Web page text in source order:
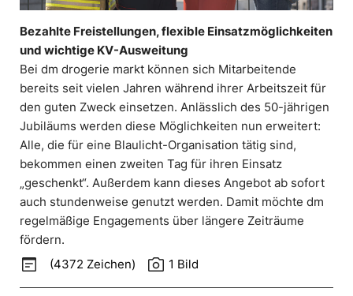
Bezahlte Freistellungen, flexible Einsatzmöglichkeiten
und wichtige KV-Ausweitung
Bei dm drogerie markt können sich Mitarbeitende
bereits seit vielen Jahren während ihrer Arbeitszeit für
den guten Zweck einsetzen. Anlässlich des 50-jährigen
Jubiläums werden diese Möglichkeiten nun erweitert:
Alle, die für eine Blaulicht-Organisation tätig sind,
bekommen einen zweiten Tag für ihren Einsatz
„geschenkt“. Außerdem kann dieses Angebot ab sofort
auch stundenweise genutzt werden. Damit möchte dm
regelmäßige Engagements über längere Zeiträume
fördern.
wysiwyg (4372 Zeichen) photo_camera 1 Bild